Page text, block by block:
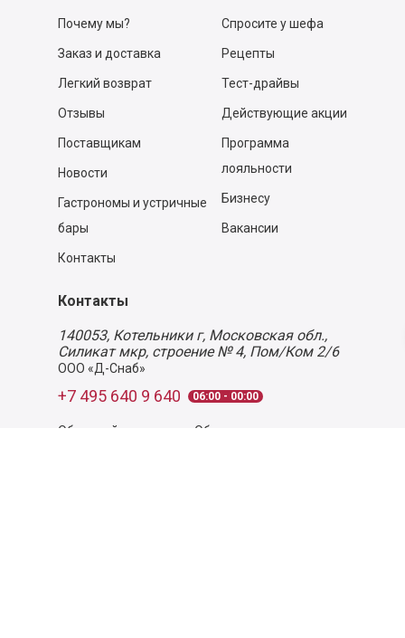
Почему мы?
Заказ и доставка
Легкий возврат
Отзывы
Поставщикам
Новости
Гастрономы и устричные
бары
Контакты
Спросите у шефа
Рецепты
Тест-драйвы
Действующие акции
Программа
лояльности
Бизнесу
Вакансии
Контакты
140053, Котельники г, Московская обл.,
Силикат мкр, строение № 4, Пом/Ком 2/6
ООО «Д-Снаб»
+7 495 640 9 640 06:00 - 00:00
Обратный звонок Обратная связь